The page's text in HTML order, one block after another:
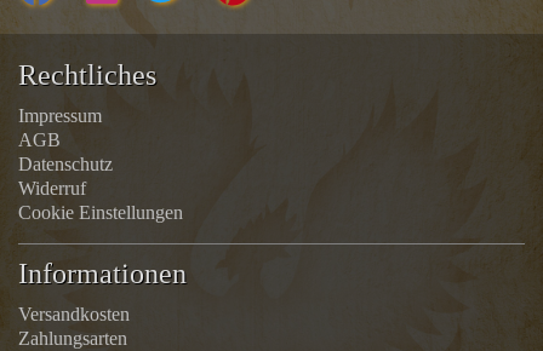
Rechtliches
Impressum
AGB
Datenschutz
Widerruf
Cookie Einstellungen
Informationen
Versandkosten
Zahlungsarten